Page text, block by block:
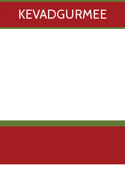
KEVADGURMEE